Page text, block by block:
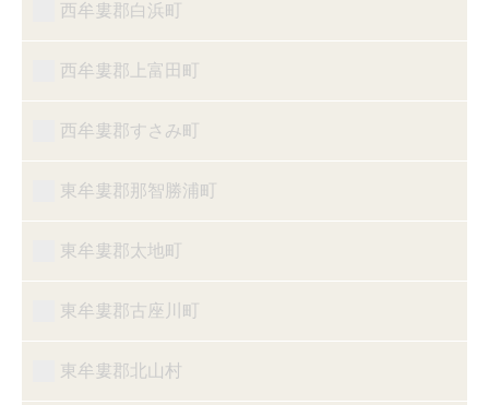
西牟婁郡白浜町
西牟婁郡上富田町
西牟婁郡すさみ町
東牟婁郡那智勝浦町
東牟婁郡太地町
東牟婁郡古座川町
東牟婁郡北山村